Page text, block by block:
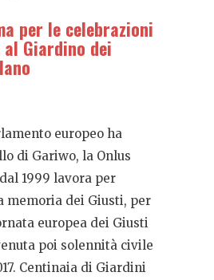
per le celebrazioni
Giardino dei
europeo ha
di Gariwo, la Onlus
1999 lavora per
memoria dei Giusti, per
europea dei Giusti
poi solennità civile
Centinaia di Giardini